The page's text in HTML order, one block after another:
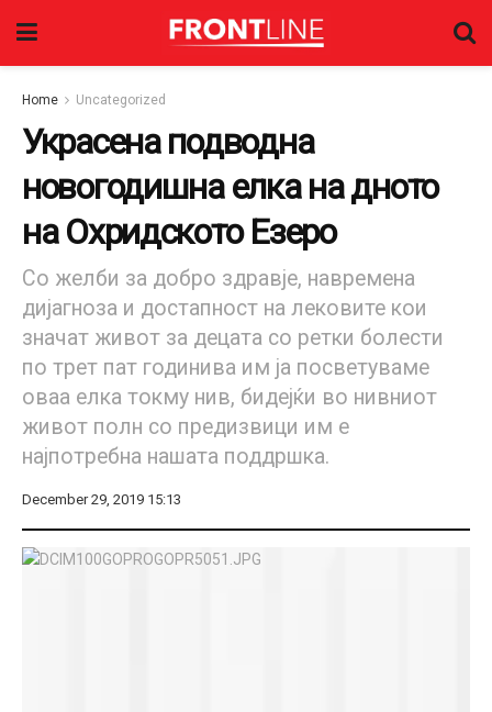
Home Uncategorized
Украсена подводна
новогодишна елка на дното
на Охридското Езеро
Со желби за добро здравје, навремена
дијагноза и достапност на лековите кои
значат живот за децата со ретки болести
по трет пат годинива им ја посветуваме
оваа елка токму нив, бидејќи во нивниот
живот полн со предизвици им е
најпотребна нашата поддршка.
December 29, 2019 15:13